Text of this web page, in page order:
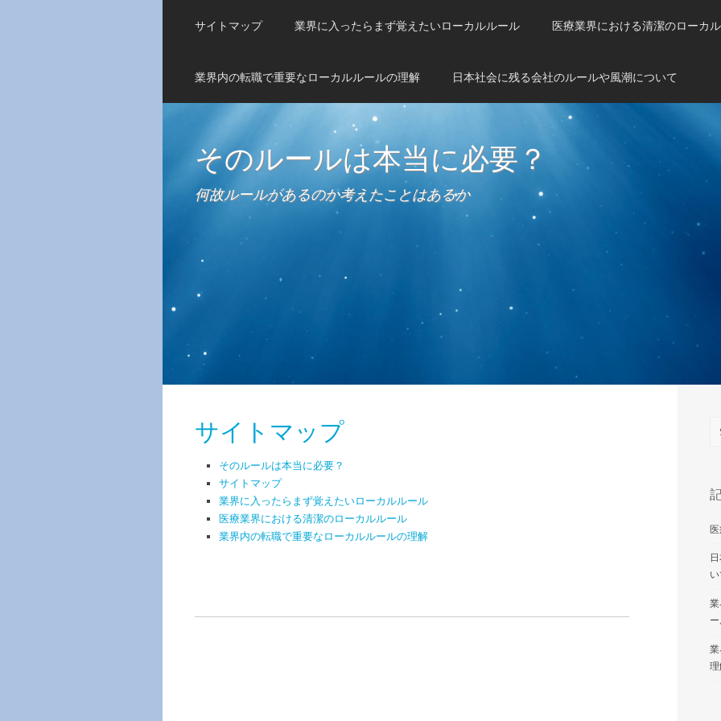
サイトマップ 業界に入ったらまず覚えたいローカルルール 医療業界における清潔のローカ
業界内の転職で重要なローカルルールの理解 日本社会に残る会社のルールや風潮について
そのルールは本当に必要？
何故ルールがあるのか考えたことはあるか
サイトマップ
そのルールは本当に必要？
サイトマップ
業界に入ったらまず覚えたいローカルルール
医療業界における清潔のローカルルール
業界内の転職で重要なローカルルールの理解